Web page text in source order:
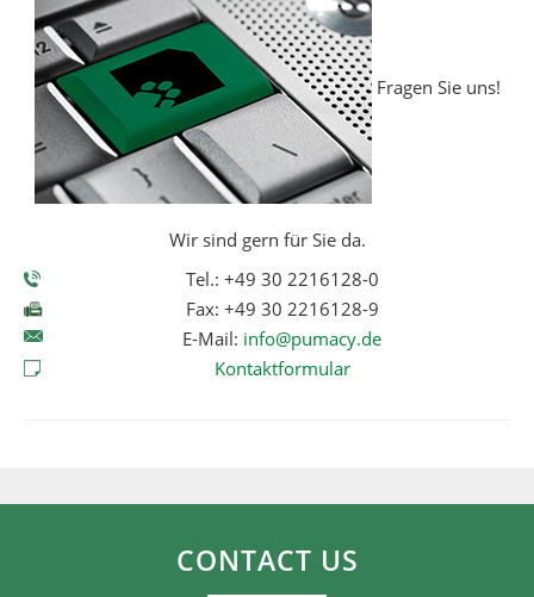
Fragen Sie uns!
Wir sind gern für Sie da.
Tel.: +49 30 2216128-0
Fax: +49 30 2216128-9
E-Mail: info@pumacy.de
Kontaktformular
CONTACT US